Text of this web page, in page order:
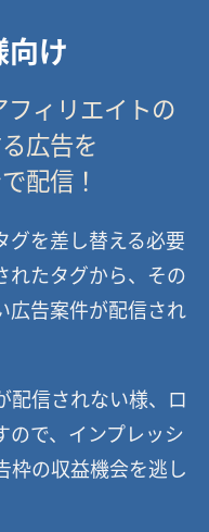
向け
ィリエイトの
広告を
配信！
グを差し替える必要
れたタグから、その
広告案件が配信され
配信されない様、ロ
ので、インプレッシ
枠の収益機会を逃し